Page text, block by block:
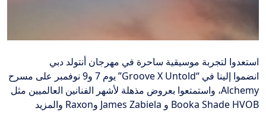
استعدوا لتجربة موسيقية ساحرة في مهرجان أنتولد دبي
انضموا إلينا في “Groove X Untold” يوم 7 و9 نوفمبر على مسرح
Alchemy، واستمتعوا بعروض مذهلة لأشهر الفنانين العالميين مثل
Booka Shade HVOB و James Zabiela وRaxon والمزيد